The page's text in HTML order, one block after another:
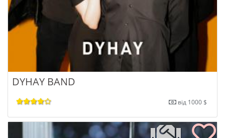
DYHAY BAND
від 1000 $